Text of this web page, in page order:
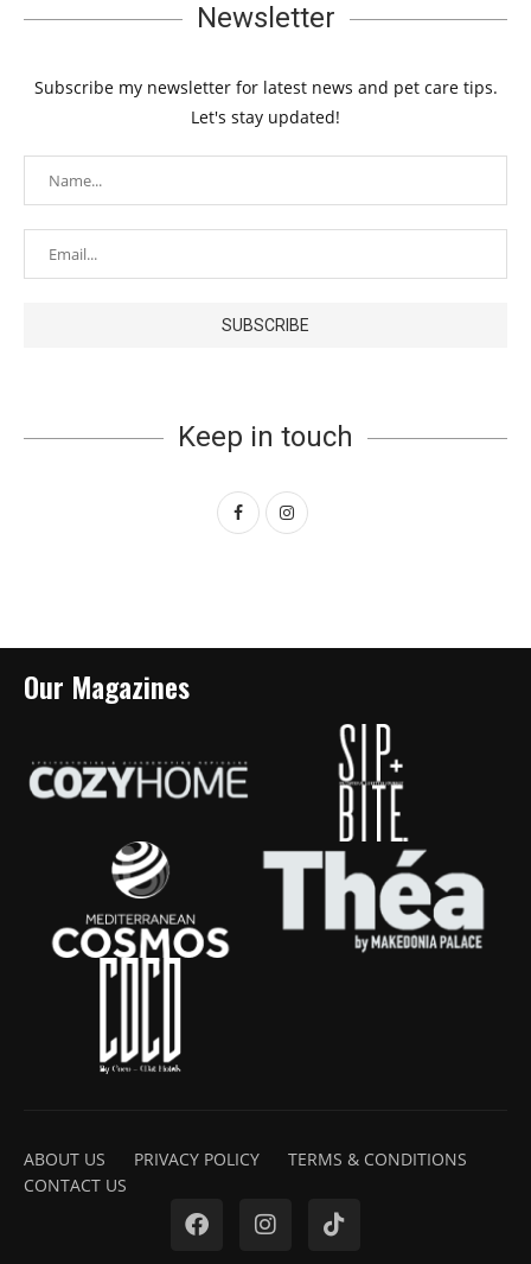
Newsletter
Subscribe my newsletter for latest news and pet care tips.
Let's stay updated!
Keep in touch
Our Magazines
ABOUT US PRIVACY POLICY
TERMS & CONDITIONS
CONTACT US